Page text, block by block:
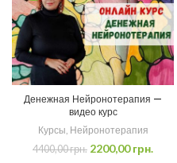
Денежная Нейронотерапия —
видео курс
Курсы Нейронотерапия
4400,00грн. 2200,00грн.